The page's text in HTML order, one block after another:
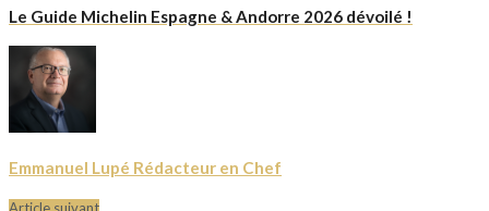
Le Guide Michelin Espagne & Andorre 2026 dévoilé !
Emmanuel Lupé Rédacteur en Chef